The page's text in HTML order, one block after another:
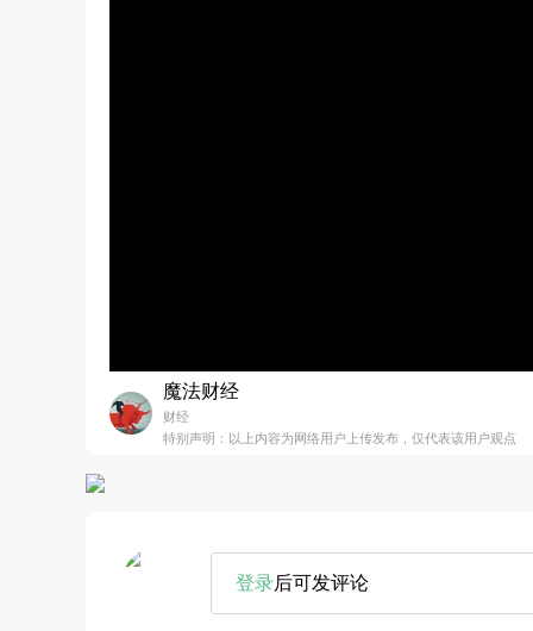
魔法财经
财经
特别声明：以上内容为网络用户上传发布，仅代表该用户观点
登录后可发评论